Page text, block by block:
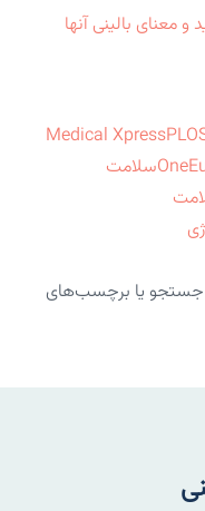
Medical Xpress
Oneسلامت
جستجو یا برچسب‌های